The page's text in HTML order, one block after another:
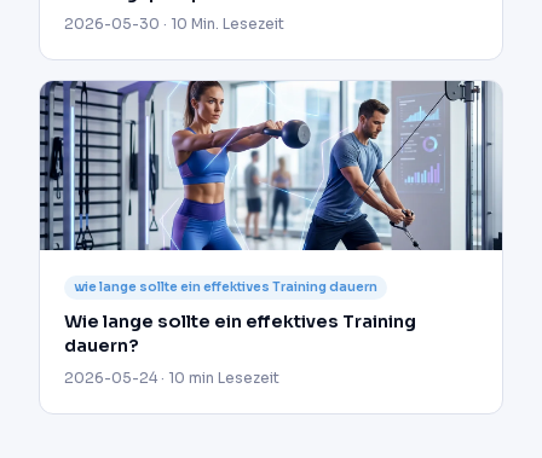
2026-05-30 · 10 Min. Lesezeit
wie lange sollte ein effektives Training dauern
Wie lange sollte ein effektives Training
dauern?
2026-05-24 · 10 min Lesezeit